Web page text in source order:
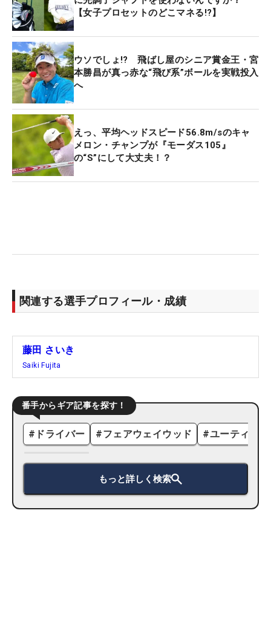
【女子プロセットのどこマネる!?】
ウソでしょ!? 飛ばし屋のシニア賞金王・宮
本勝昌が真っ赤な“飛び系”ボールを実戦投入
へ
えっ、平均ヘッドスピード56.8m/sのキャ
メロン・チャンプが『モーダス105』
の“S”にして大丈夫！？
関連する選手プロフィール・成績
藤田 さいき
Saiki Fujita
番手からギア記事を探す！
# ドライバー #フェアウェイウッド #ユーティリ
もっと詳しく検索